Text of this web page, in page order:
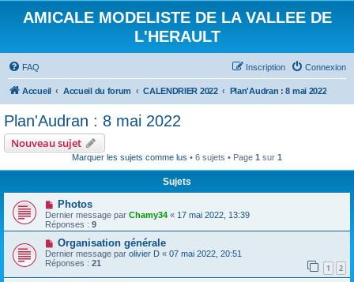
AMICALE MODELISTE DE LA VALLEE DE
L'HERAULT
FAQ Connexion
Inscription
Accueil Accueil du forum CALENDRIER 2022 Plan'Audran : 8 mai 2022
Plan'Audran : 8 mai 2022
Nouveau sujet
Marquer les sujets comme lus • 6 sujets • Page 1 sur 1
Sujets
Photos
Dernier message par Chamy34 « 17 mai 2022, 13:39
Réponses : 9
Organisation générale
Dernier message par olivier D « 07 mai 2022, 20:51
Réponses : 21 1 2